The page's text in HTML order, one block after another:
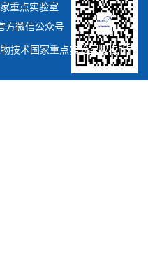
重点实验室
方微信公众号
技术国家重点实验室版权所有